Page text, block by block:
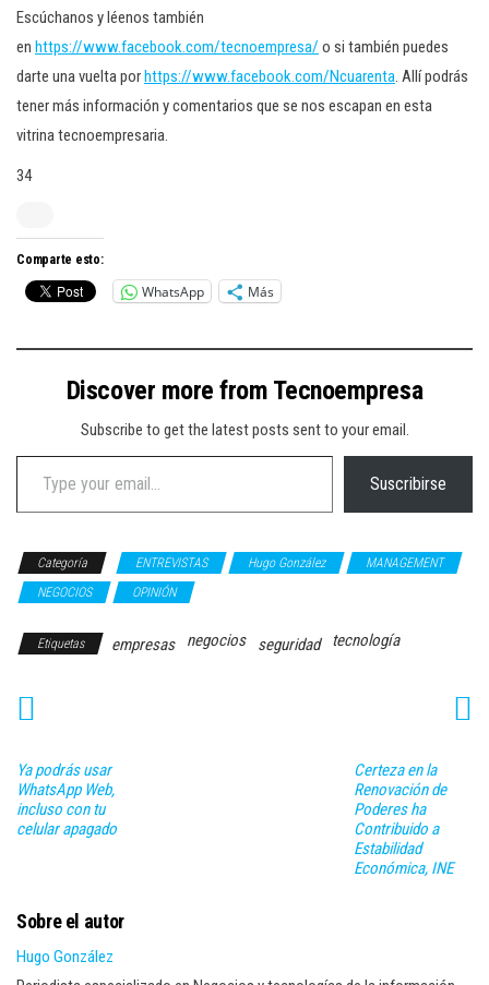
Escúchanos y léenos también
en https://www.facebook.com/tecnoempresa/ o si también puedes
darte una vuelta porhttps://www.facebook.com/Ncuarenta. Allí podrás
tener más información y comentarios que se nos escapan en esta
vitrina tecnoempresaria.
34
Comparte esto:
WhatsApp Más
Discover more from Tecnoempresa
Subscribe to get the latest posts sent to your email.
Type your email…
Suscribirse
Categoría ENTREVISTAS Hugo González
MANAGEMENT
NEGOCIOS
OPINIÓN
Etiquetas empresas negocios seguridad tecnología
Ya podrás usar
WhatsApp Web,
incluso con tu
celular apagado
Certeza en la
Renovación de
Poderes ha
Contribuido a
Estabilidad
Económica, INE
Sobre el autor
Hugo González